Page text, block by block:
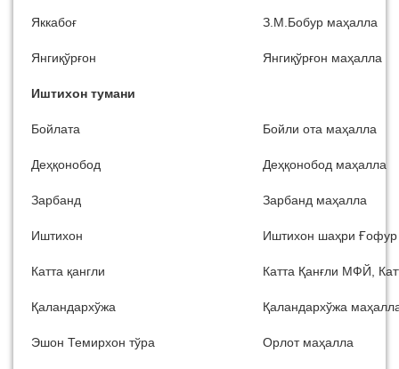
Яккабоғ З.М.Бобур маҳалла
Янгиқўрғон Янгиқўрғон маҳалла
Иштихон тумани
Бойлата Бойли ота маҳалла
Деҳқонобод Деҳқонобод маҳалла
Зарбанд Зарбанд маҳалла
Иштихон Иштихон шаҳри
Катта қангли Катта Қанғли МФЙ,
Қаландархўжа Қаландархўжа
Эшон Темирхон тўра Орлот маҳалла